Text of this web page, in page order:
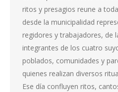
ritos y presagios reune a
desde la municipalidad
regidores y trabajadores, de
integrantes de los cuatro
poblados, comunidades y
quienes realizan diversos
Ese día confluyen ritos,